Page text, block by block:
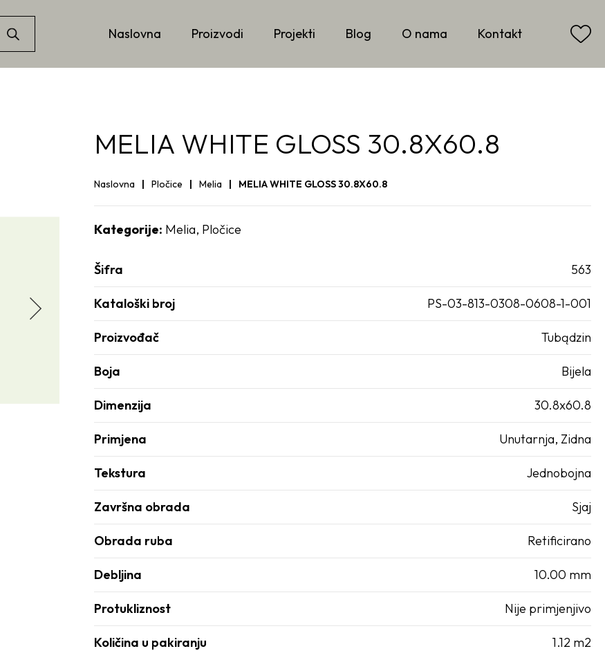
Naslovna Proizvodi Projekti Blog O nama Kontakt
MELIA WHITE GLOSS 30.8X60.8
Naslovna Pločice Melia MELIA WHITE GLOSS 30.8X60.8
Kategorije: Melia, Pločice
Šifra 563
Kataloški broj PS-03-813-0308-0608-1-001
Proizvođač Tubądzin
Boja Bijela
Dimenzija 30.8x60.8
Primjena Unutarnja, Zidna
Tekstura Jednobojna
Završna obrada Sjaj
Obrada ruba Retificirano
Debljina 10.00 mm
Protukliznost Nije primjenjivo
Količina u pakiranju 1.12 m2